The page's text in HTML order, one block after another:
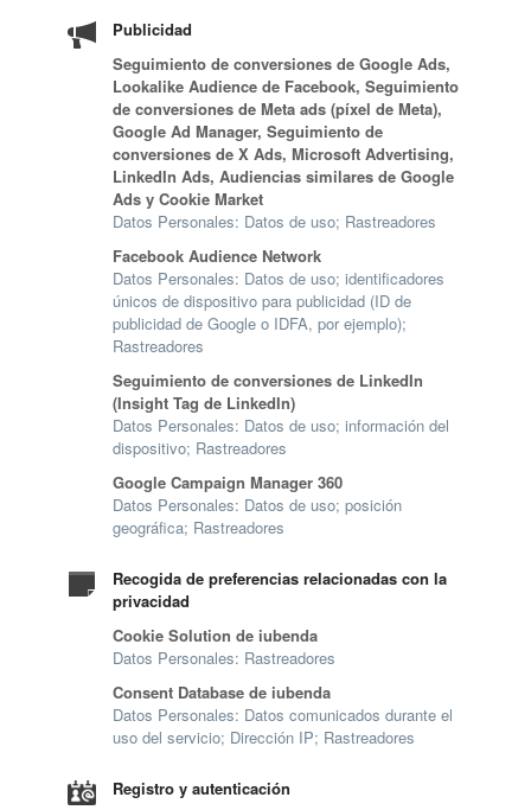
Publicidad
Seguimiento de conversiones de Google Ads,
Lookalike Audience de Facebook, Seguimiento
de conversiones de Meta ads (píxel de Meta),
Google Ad Manager, Seguimiento de
conversiones de X Ads, Microsoft Advertising,
LinkedIn Ads, Audiencias similares de Google
Ads y Cookie Market
Datos Personales: Datos de uso; Rastreadores
Facebook Audience Network
Datos Personales: Datos de uso; identificadores
únicos de dispositivo para publicidad (ID de
publicidad de Google o IDFA, por ejemplo);
Rastreadores
Seguimiento de conversiones de LinkedIn
(Insight Tag de LinkedIn)
Datos Personales: Datos de uso; información del
dispositivo; Rastreadores
Google Campaign Manager 360
Datos Personales: Datos de uso; posición
geográfica; Rastreadores
Recogida de preferencias relacionadas con la
privacidad
Cookie Solution de iubenda
Datos Personales: Rastreadores
Consent Database de iubenda
Datos Personales: Datos comunicados durante el
uso del servicio; Dirección IP; Rastreadores
Registro y autenticación